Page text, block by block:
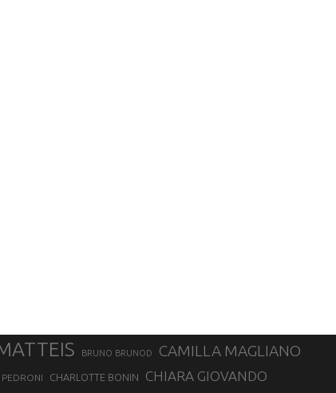
BRUNO BRUNOD CAMILLA MAGLIANO
PEDRONI CHARLOTTE BONIN CHIARA GIOVANDO